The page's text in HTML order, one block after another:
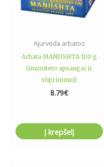
Ajurveda arbatos
Arbata MANJISHTA 100 g
(imuniteto apsaugai ir
stiprinimui)
8.79€
Į krepšelį